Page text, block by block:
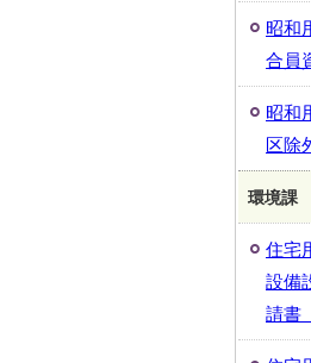
昭和
合員
昭和
区除
環境課
住宅
設備
請書